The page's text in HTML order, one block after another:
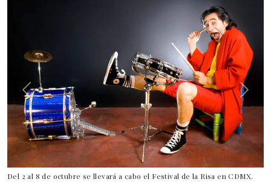
Del 2 al 8 de octubre se llevará a cabo el Festival de la Risa en CDMX.